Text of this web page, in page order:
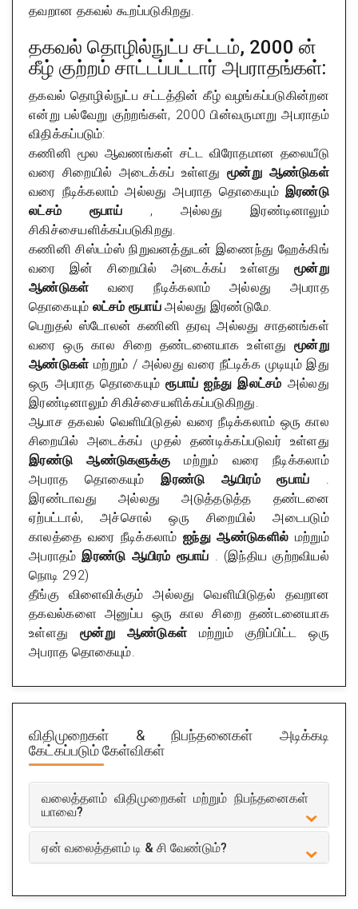
தவறான தகவல் கூறப்படுகிறது.
தகவல் தொழில்நுட்ப சட்டம், 2000 ன்
கீழ் குற்றம் சாட்டப்பட்டார் அபராதங்கள்:
தகவல் தொழில்நுட்ப சட்டத்தின் கீழ் வழங்கப்படுகின்றன
என்று பல்வேறு குற்றங்கள், 2000 பின்வருமாறு அபராதம்
விதிக்கப்படும்:
கணினி மூல ஆவணங்கள் சட்ட விரோதமான தலையீடு
வரை சிறையில் அடைக்கப் உள்ளதுமூன்று ஆண்டுகள்
வரை நீடிக்கலாம் அல்லது அபராத தொகையும் இரண்டு
லட்சம் ரூபாய், அல்லது இரண்டினாலும்
சிகிச்சையளிக்கப்படுகிறது.
கணினி சிஸ்டம்ஸ் நிறுவனத்துடன் இணைந்து ஹேக்கிங்
வரை இன் சிறையில் அடைக்கப் உள்ளதுமூன்று
ஆண்டுகள் வரை நீடிக்கலாம் அல்லது அபராத
தொகையும் லட்சம் ரூபாய்அல்லது இரண்டுமே.
பெறுதல் ஸ்டோலன் கணினி தரவு அல்லது சாதனங்கள்
வரை ஒரு கால சிறை தண்டனையாக உள்ளதுமூன்று
ஆண்டுகள் மற்றும் / அல்லது வரை நீட்டிக்க முடியும் இது
ஒரு அபராத தொகையும்ரூபாய் ஐந்து இலட்சம் அல்லது
இரண்டினாலும் சிகிச்சையளிக்கப்படுகிறது.
ஆபாச தகவல் வெளியிடுதல் வரை நீடிக்கலாம் ஒரு கால
சிறையில் அடைக்கப் முதல் தண்டிக்கப்படுவர் உள்ளது
இரண்டு ஆண்டுகளுக்கு மற்றும் வரை நீடிக்கலாம்
அபராத தொகையும்இரண்டு ஆயிரம் ரூபாய் .
இரண்டாவது அல்லது அடுத்தடுத்த தண்டனை
ஏற்பட்டால், அச்சொல் ஒரு சிறையில் அடைபடும்
காலத்தை வரை நீடிக்கலாம்ஐந்து ஆண்டுகளில் மற்றும்
அபராதம்இரண்டு ஆயிரம் ரூபாய் . (இந்திய குற்றவியல்
நொடி 292)
தீங்கு விளைவிக்கும் அல்லது வெளியிடுதல் தவறான
தகவல்களை அனுப்ப ஒரு கால சிறை தண்டனையாக
உள்ளது மூன்று ஆண்டுகள் மற்றும் குறிப்பிட்ட ஒரு
அபராத தொகையும்.
விதிமுறைகள் & நிபந்தனைகள் அடிக்கடி
கேட்கப்படும் கேள்விகள்
வலைத்தளம் விதிமுறைகள் மற்றும் நிபந்தனைகள்
யாவை?
ஏன் வலைத்தளம் டி & சி வேண்டும்?